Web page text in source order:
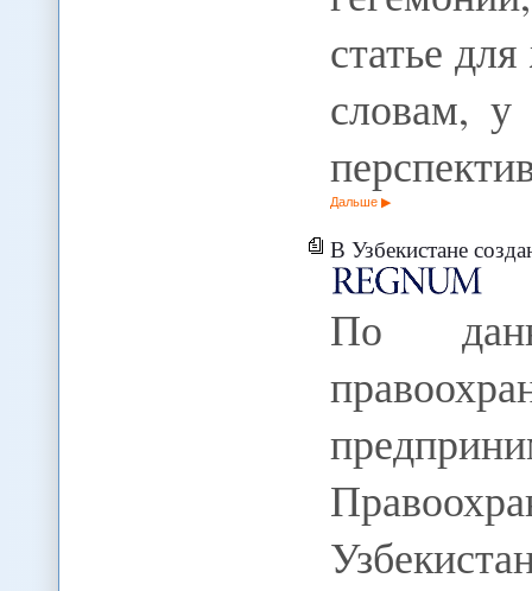
статье
словам, у
Дальше
В Узбекистане
По